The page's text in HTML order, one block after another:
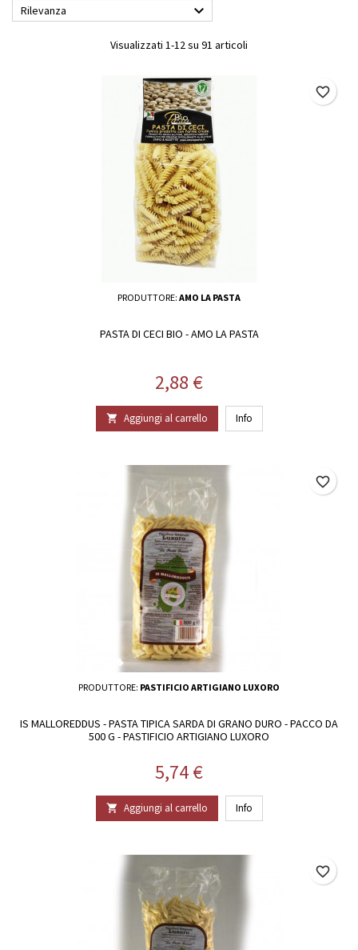
Rilevanza 
Visualizzati 1-12 su 91 articoli
PRODUTTORE: AMO LA PASTA
PASTA DI CECI BIO - AMO LA PASTA
Prezzo
2,88 €
 Aggiungi al carrello Info
favorite_border
PRODUTTORE: PASTIFICIO ARTIGIANO LUXORO
IS MALLOREDDUS - PASTA TIPICA SARDA DI GRANO DURO - PACCO DA
500 G - PASTIFICIO ARTIGIANO LUXORO
Prezzo
5,74 €
 Aggiungi al carrello Info
favorite_border
favorite_border